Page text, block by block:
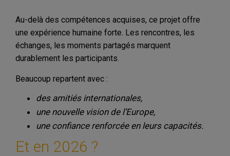
Au-delà des compétences acquises, ce projet offre
une expérience humaine forte. Les rencontres, les
échanges, les moments partagés marquent
durablement les participants.
Beaucoup repartent avec :
des amitiés internationales,
une nouvelle vision de l’Europe,
une confiance renforcée en leurs capacités.
Et en 2026 ?